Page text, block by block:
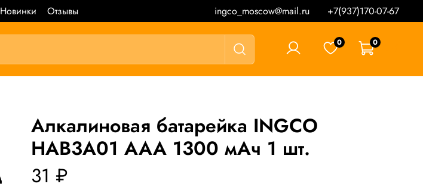
Новинки Отзывы ingco_moscow@mail.ru +7(937)170-07-67
0 0
Алкалиновая батарейка INGCO
HAB3A01 AAA 1300 мАч 1 шт.
31 ₽